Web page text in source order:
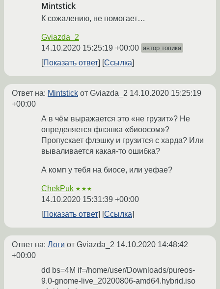
Mintstick
К сожалению, не помогает…
Gviazda_2
14.10.2020 15:25:19 +00:00 автор топика
Показать ответ Ссылка
Ответ на: Mintstick от Gviazda_2 14.10.2020 15:25:19
+00:00
А в чём выражается это «не грузит»? Не
определяется флэшка «биоосом»?
Пропускает флэшку и грузится с харда? Или
вываливается какая-то ошибка?
А комп у тебя на биосе, или уефае?
ChekPuk ★★★
14.10.2020 15:31:39 +00:00
Показать ответ
Ссылка
Ответ на: Логи от Gviazda_2 14.10.2020 14:48:42
+00:00
dd bs=4M if=/home/user/Downloads/pureos-
9.0-gnome-live_20200806-amd64.hybrid.iso